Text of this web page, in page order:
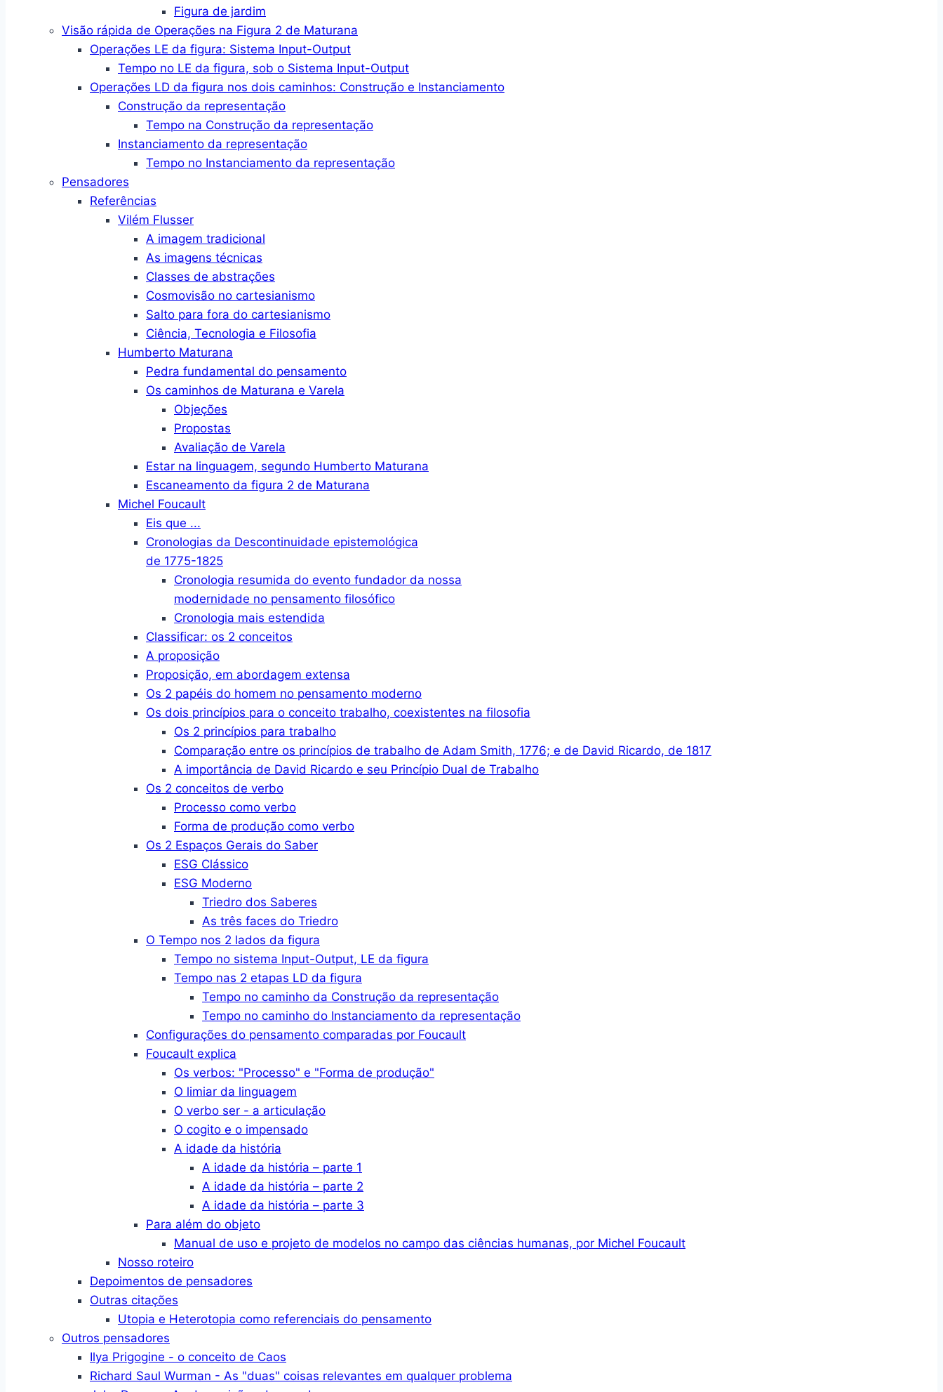
Figura de jardim
Visão rápida de Operações na Figura 2 de Maturana
Operações LE da figura: Sistema Input-Output
Tempo no LE da figura, sob o Sistema Input-Output
Operações LD da figura nos dois caminhos: Construção e Instanciamento
Construção da representação
Tempo na Construção da representação
Instanciamento da representação
Tempo no Instanciamento da representação
Pensadores
Referências
Vilém Flusser
A imagem tradicional
As imagens técnicas
Classes de abstrações
Cosmovisão no cartesianismo
Salto para fora do cartesianismo
Ciência, Tecnologia e Filosofia
Humberto Maturana
Pedra fundamental do pensamento
Os caminhos de Maturana e Varela
Objeções
Propostas
Avaliação de Varela
Estar na linguagem, segundo Humberto Maturana
Escaneamento da figura 2 de Maturana
Michel Foucault
Eis que ...
Cronologias da Descontinuidade epistemológica
de 1775-1825
Cronologia resumida do evento fundador da nossa
modernidade no pensamento filosófico
Cronologia mais estendida
Classificar: os 2 conceitos
A proposição
Proposição, em abordagem extensa
Os 2 papéis do homem no pensamento moderno
Os dois princípios para o conceito trabalho, coexistentes na filosofia
Os 2 princípios para trabalho
Comparação entre os princípios de trabalho de Adam Smith, 1776; e de David Ricardo, de 1817
A importância de David Ricardo e seu Princípio Dual de Trabalho
Os 2 conceitos de verbo
Processo como verbo
Forma de produção como verbo
Os 2 Espaços Gerais do Saber
ESG Clássico
ESG Moderno
Triedro dos Saberes
As três faces do Triedro
O Tempo nos 2 lados da figura
Tempo no sistema Input-Output, LE da figura
Tempo nas 2 etapas LD da figura
Tempo no caminho da Construção da representação
Tempo no caminho do Instanciamento da representação
Configurações do pensamento comparadas por Foucault
Foucault explica
Os verbos: "Processo" e "Forma de produção"
O limiar da linguagem
O verbo ser - a articulação
O cogito e o impensado
A idade da história
A idade da história – parte 1
A idade da história – parte 2
A idade da história – parte 3
Para além do objeto
Manual de uso e projeto de modelos no campo das ciências humanas, por Michel Foucault
Nosso roteiro
Depoimentos de pensadores
Outras citações
Utopia e Heterotopia como referenciais do pensamento
Outros pensadores
Ilya Prigogine - o conceito de Caos
Richard Saul Wurman - As "duas" coisas relevantes em qualquer problema